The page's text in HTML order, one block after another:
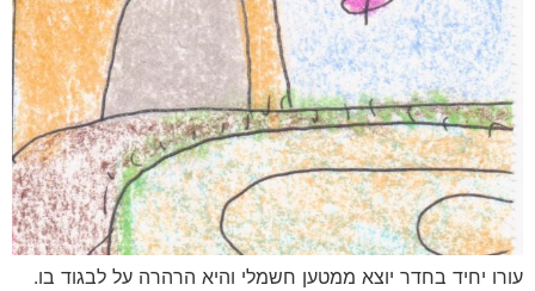
עורו יחיד בחדר יוצא ממטען חשמלי והיא הרהרה על לבגוד בו.